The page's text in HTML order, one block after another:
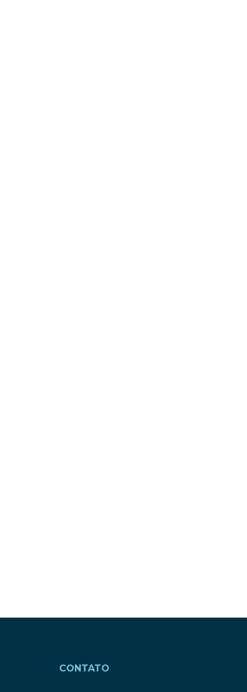
CONTATO